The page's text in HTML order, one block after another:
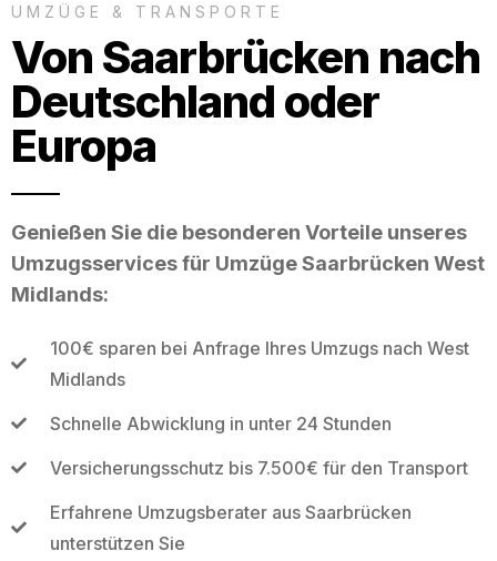
UMZÜGE & TRANSPORTE
Von Saarbrücken nach
Deutschland oder
Europa
Genießen Sie die besonderen Vorteile unseres
Umzugsservices für Umzüge Saarbrücken West
Midlands:
100€ sparen bei Anfrage Ihres Umzugs nach West
Midlands
Schnelle Abwicklung in unter 24 Stunden
Versicherungsschutz bis 7.500€ für den Transport
Erfahrene Umzugsberater aus Saarbrücken
unterstützen Sie